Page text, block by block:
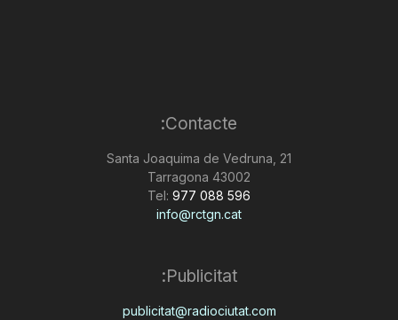
Contacte:
Santa Joaquima de Vedruna, 21
43002 Tarragona
Tel: 977 088 596
info@rctgn.cat
Publicitat:
publicitat@radiociutat.com